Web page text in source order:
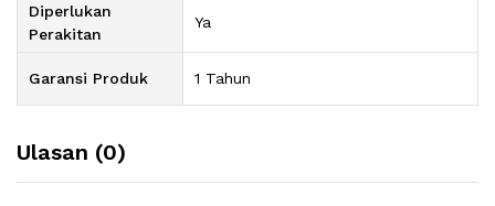
Diperlukan
Perakitan
Ya
Garansi Produk 1 Tahun
Ulasan (0)